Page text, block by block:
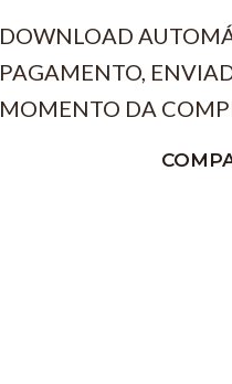
DOWNLOAD
PAGAMENTO,
MOMENTO DA